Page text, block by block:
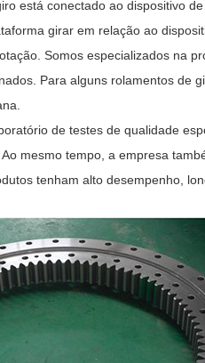
está conectado ao dispositivo
girar em relação ao
Somos especializados na
Para alguns rolamentos de
de testes de qualidade
mesmo tempo, a empresa
tenham alto desempenho,